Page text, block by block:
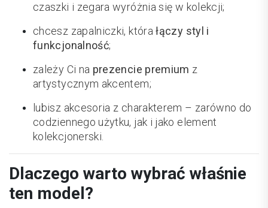
czaszki i zegara wyróżnia się w kolekcji;
chcesz zapalniczki, którałączy styl i
funkcjonalność;
zależy Ci na prezencie premium z
artystycznym akcentem;
lubisz akcesoria z charakterem – zarówno do
codziennego użytku, jak i jako element
kolekcjonerski.
Dlaczego warto wybrać właśnie
ten model?